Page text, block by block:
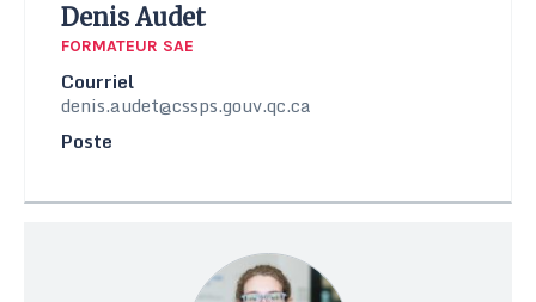
Denis Audet
FORMATEUR SAE
Courriel
denis.audet@cssps.gouv.qc.ca
Poste